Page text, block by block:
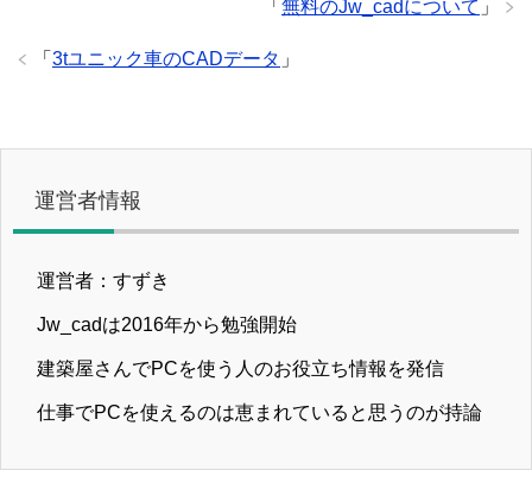
「 無料のJw_cadについて 」
「 3tユニック車のCADデータ 」
運営者情報
運営者：すずき
Jw_cadは2016年から勉強開始
建築屋さんでPCを使う人のお役立ち情報を発信
仕事でPCを使えるのは恵まれていると思うのが持論